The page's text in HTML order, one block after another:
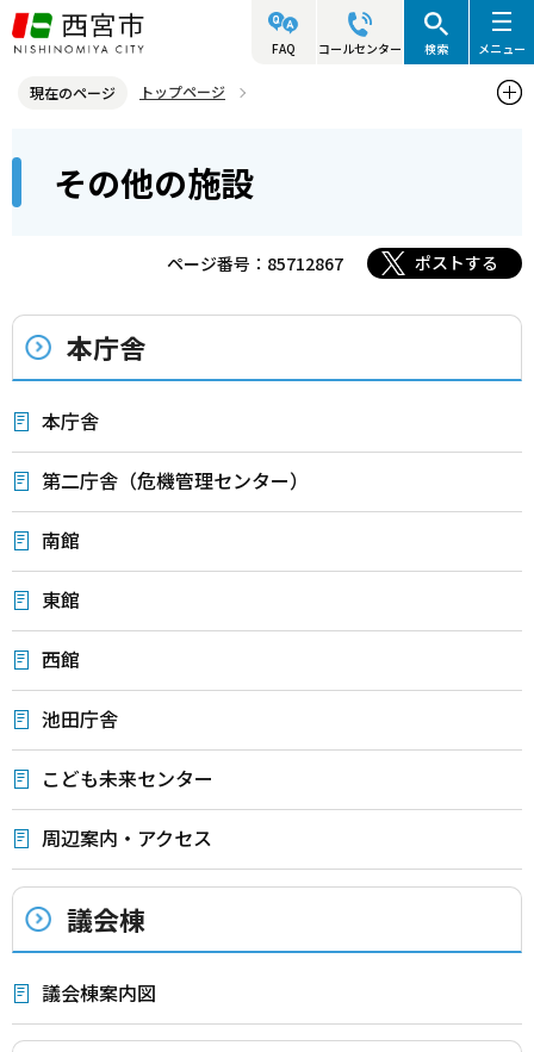
こ
の
ジ
先
す
FAQ コールセンター 検索 メニュー
現在のページ
トップページ
こ
ら
その他の施設
ページ番号：85712867 ポストする
本庁舎
本庁舎
第二庁舎（危機管理センター）
南館
東館
西館
池田庁舎
こども未来センター
周辺案内・アクセス
議会棟
議会棟案内図